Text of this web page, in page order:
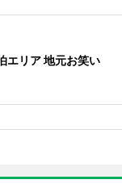
エリア 地元お笑い